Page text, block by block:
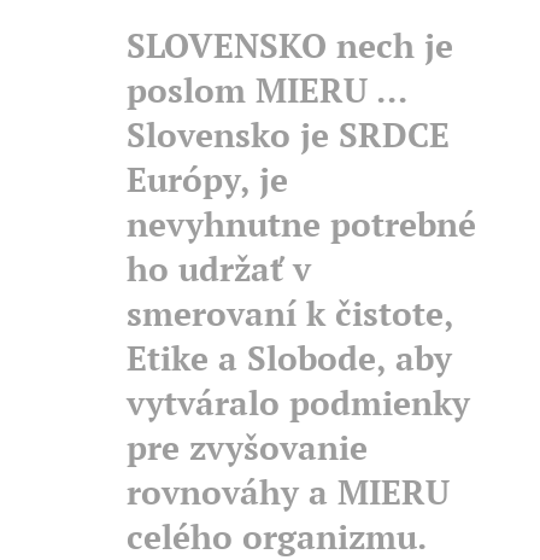
SLOVENSKO nech je
poslom MIERU ...
Slovensko je SRDCE
Európy, je
nevyhnutne potrebné
ho udržať v
smerovaní k čistote,
Etike a Slobode, aby
vytváralo podmienky
pre zvyšovanie
rovnováhy a MIERU
celého organizmu.